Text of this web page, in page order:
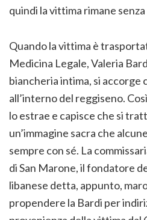
quindi la vittima rimane senza
Quando la vittima è
Medicina Legale, Valeria
biancheria intima, si accorge
all’interno del reggiseno.
lo estrae e capisce che si
un’immagine sacra che
sempre con sé. La
di San Marone, il fondatore
libanese detta, appunto,
propendere la Bardi per